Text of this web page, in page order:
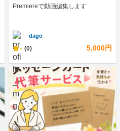
Premiereで動画編集します
dago
- (0) 5,000円